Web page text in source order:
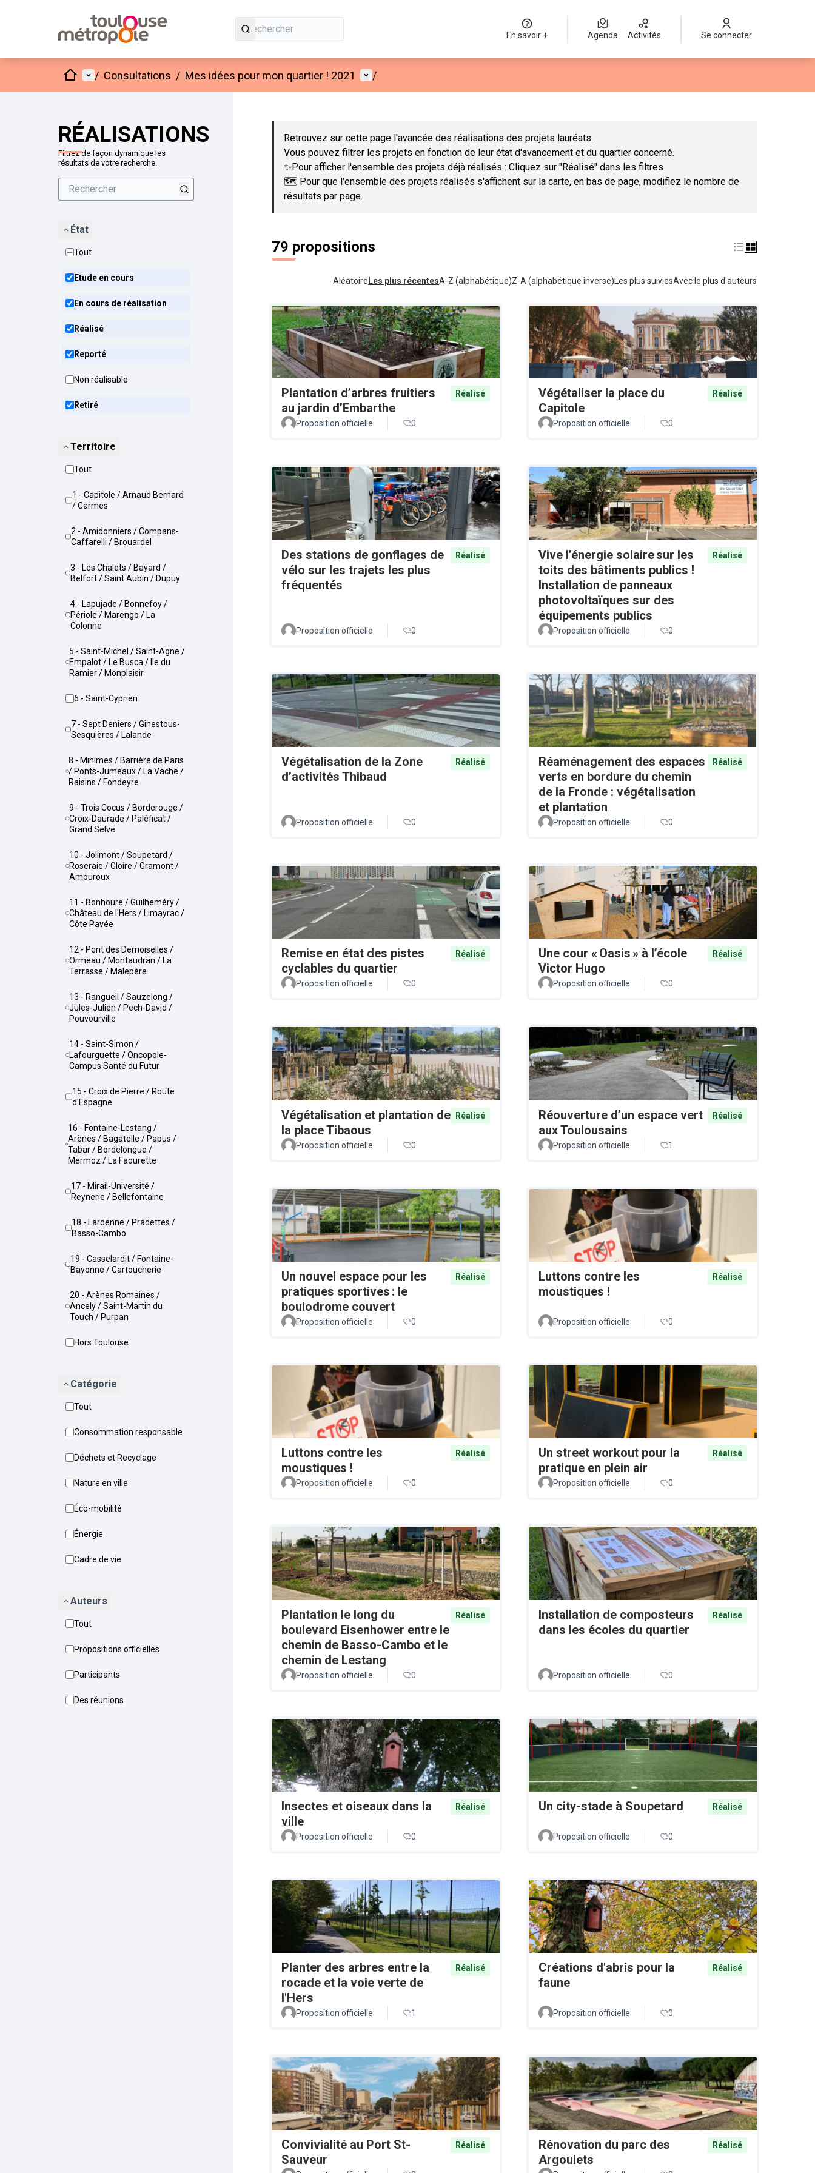
En savoir + Agenda Activités Se connecter
AccueilMenu principal
/ Consultations / Mes idées pour mon quartier ! 2021 Menu utilisateur
/
RÉALISATIONS
Filtrez de façon dynamique les
résultats de votre recherche.
État
Tout
Etude en cours
En cours de réalisation
Réalisé
Reporté
Non réalisable
Retiré
Territoire
Tout
1 - Capitole / Arnaud Bernard
/ Carmes
2 - Amidonniers / Compans-
Caffarelli / Brouardel
3 - Les Chalets / Bayard /
Belfort / Saint Aubin / Dupuy
4 - Lapujade / Bonnefoy /
Périole / Marengo / La
Colonne
5 - Saint-Michel / Saint-Agne /
Empalot / Le Busca / Ile du
Ramier / Monplaisir
6 - Saint-Cyprien
7 - Sept Deniers / Ginestous-
Sesquières / Lalande
8 - Minimes / Barrière de Paris
/ Ponts-Jumeaux / La Vache /
Raisins / Fondeyre
9 - Trois Cocus / Borderouge /
Croix-Daurade / Paléficat /
Grand Selve
10 - Jolimont / Soupetard /
Roseraie / Gloire / Gramont /
Amouroux
11 - Bonhoure / Guilheméry /
Château de l'Hers / Limayrac /
Côte Pavée
12 - Pont des Demoiselles /
Ormeau / Montaudran / La
Terrasse / Malepère
13 - Rangueil / Sauzelong /
Jules-Julien / Pech-David /
Pouvourville
14 - Saint-Simon /
Lafourguette / Oncopole-
Campus Santé du Futur
15 - Croix de Pierre / Route
d'Espagne
16 - Fontaine-Lestang /
Arènes / Bagatelle / Papus /
Tabar / Bordelongue /
Mermoz / La Faourette
17 - Mirail-Université /
Reynerie / Bellefontaine
18 - Lardenne / Pradettes /
Basso-Cambo
19 - Casselardit / Fontaine-
Bayonne / Cartoucherie
20 - Arènes Romaines /
Ancely / Saint-Martin du
Touch / Purpan
Hors Toulouse
Catégorie
Tout
Consommation responsable
Déchets et Recyclage
Nature en ville
Éco-mobilité
Énergie
Cadre de vie
Auteurs
Tout
Propositions officielles
Participants
Des réunions
Passer la carte
Retrouvez sur cette page l'avancée des réalisations des projets lauréats.
Vous pouvez filtrer les projets en fonction de leur état d'avancement et du quartier concerné.
✨Pour afficher l'ensemble des projets déjà réalisés : Cliquez sur "Réalisé" dans les filtres
🗺️ Pour que l'ensemble des projets réalisés s'affichent sur la carte, en bas de page, modifiez le nombre de
résultats par page.
79 propositions
Aléatoire Les plus récentesA-Z (alphabétique)Z-A (alphabétique inverse) Les plus suiviesAvec le plus d'auteurs
Plantation d’arbres fruitiers
au jardin d’Embarthe
Réalisé
Proposition officielle 0
Végétaliser la place du
Capitole
Réalisé
Proposition officielle 0
Des stations de gonflages de
vélo sur les trajets les plus
fréquentés
Réalisé
Proposition officielle 0
Vive l’énergie solaire sur les
toits des bâtiments publics !
Installation de panneaux
photovoltaïques sur des
équipements publics
Réalisé
Proposition officielle 0
Végétalisation de la Zone
d’activités Thibaud
Réalisé
Proposition officielle 0
Réaménagement des espaces
verts en bordure du chemin
de la Fronde : végétalisation
et plantation
Réalisé
Proposition officielle 0
Remise en état des pistes
cyclables du quartier
Réalisé
Proposition officielle 0
Une cour « Oasis » à l’école
Victor Hugo
Réalisé
Proposition officielle 0
Végétalisation et plantation de
la place Tibaous
Réalisé
Proposition officielle 0
Réouverture d’un espace vert
aux Toulousains
Réalisé
Proposition officielle 1
Un nouvel espace pour les
pratiques sportives : le
boulodrome couvert
Réalisé
Proposition officielle 0
Luttons contre les
moustiques !
Réalisé
Proposition officielle 0
Luttons contre les
moustiques !
Réalisé
Proposition officielle 0
Un street workout pour la
pratique en plein air
Réalisé
Proposition officielle 0
Plantation le long du
boulevard Eisenhower entre le
chemin de Basso-Cambo et le
chemin de Lestang
Réalisé
Proposition officielle 0
Installation de composteurs
dans les écoles du quartier
Réalisé
Proposition officielle 0
Insectes et oiseaux dans la
ville
Réalisé
Proposition officielle 0
Un city-stade à Soupetard Réalisé
Proposition officielle 0
Planter des arbres entre la
rocade et la voie verte de
l'Hers
Réalisé
Proposition officielle 1
Créations d'abris pour la
faune
Réalisé
Proposition officielle 0
Convivialité au Port St-
Sauveur
Réalisé
Rénovation du parc des
Argoulets
Réalisé